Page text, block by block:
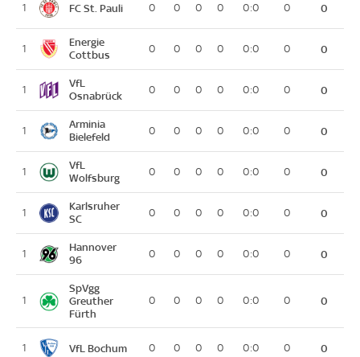
1 FC St. Pauli 0 0 0 0 0:0 0 0
1
Energie
Cottbus
0 0 0 0 0:0 0 0
1
VfL
Osnabrück
0 0 0 0 0:0 0 0
1
Arminia
Bielefeld
0 0 0 0 0:0 0 0
1
VfL
Wolfsburg
0 0 0 0 0:0 0 0
1
Karlsruher
SC
0 0 0 0 0:0 0 0
1
Hannover
96
0 0 0 0 0:0 0 0
1
SpVgg
Greuther
Fürth
0 0 0 0 0:0 0 0
1 VfL Bochum 0 0 0 0 0:0 0 0